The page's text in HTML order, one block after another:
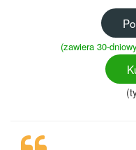
(zawiera 30-